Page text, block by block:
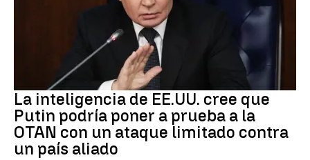
La inteligencia de EE.UU. cree que
Putin podría poner a prueba a la
OTAN con un ataque limitado contra
un país aliado